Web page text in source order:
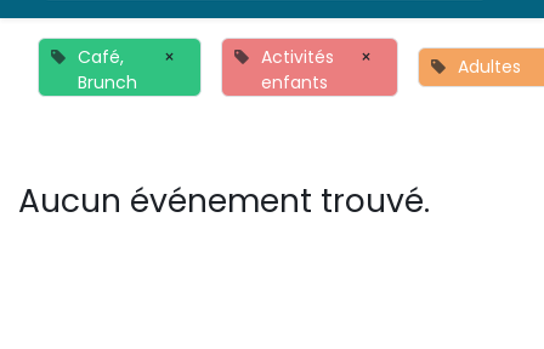
Café,
Brunch
×
Activités
enfants
× Adultes
Aucun événement trouvé.